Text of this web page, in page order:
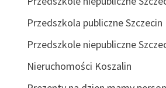
Przedszkola publiczne Szczecin
Przedszkole niepubliczne
Nieruchomości Koszalin